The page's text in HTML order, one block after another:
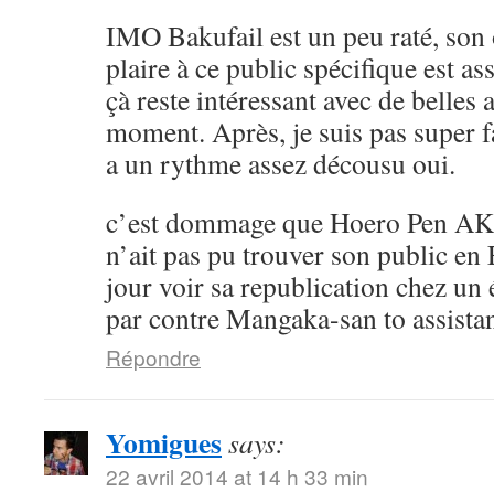
IMO Bakufail est un peu raté,
plaire à ce public spécifique est
çà reste intéressant avec de belles
moment. Après, je suis pas super
a un rythme assez décousu oui.
c’est dommage que Hoero Pen
n’ait pas pu trouver son public en
jour voir sa republication chez un
par contre Mangaka-san to
Répondre
Yomiguessays:
22 avril 2014 at 14 h 33 min